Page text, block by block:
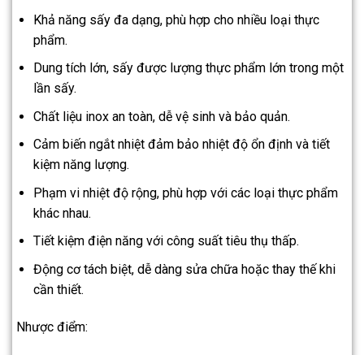
Khả năng sấy đa dạng, phù hợp cho nhiều loại thực
phẩm.
Dung tích lớn, sấy được lượng thực phẩm lớn trong một
lần sấy.
Chất liệu inox an toàn, dễ vệ sinh và bảo quản.
Cảm biến ngắt nhiệt đảm bảo nhiệt độ ổn định và tiết
kiệm năng lượng.
Phạm vi nhiệt độ rộng, phù hợp với các loại thực phẩm
khác nhau.
Tiết kiệm điện năng với công suất tiêu thụ thấp.
Động cơ tách biệt, dễ dàng sửa chữa hoặc thay thế khi
cần thiết.
Nhược điểm: